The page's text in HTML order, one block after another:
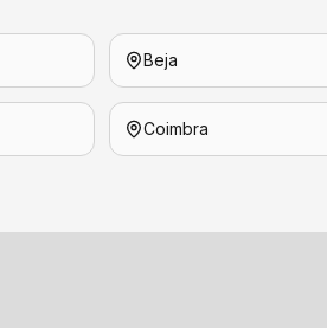
Beja
Coimbra